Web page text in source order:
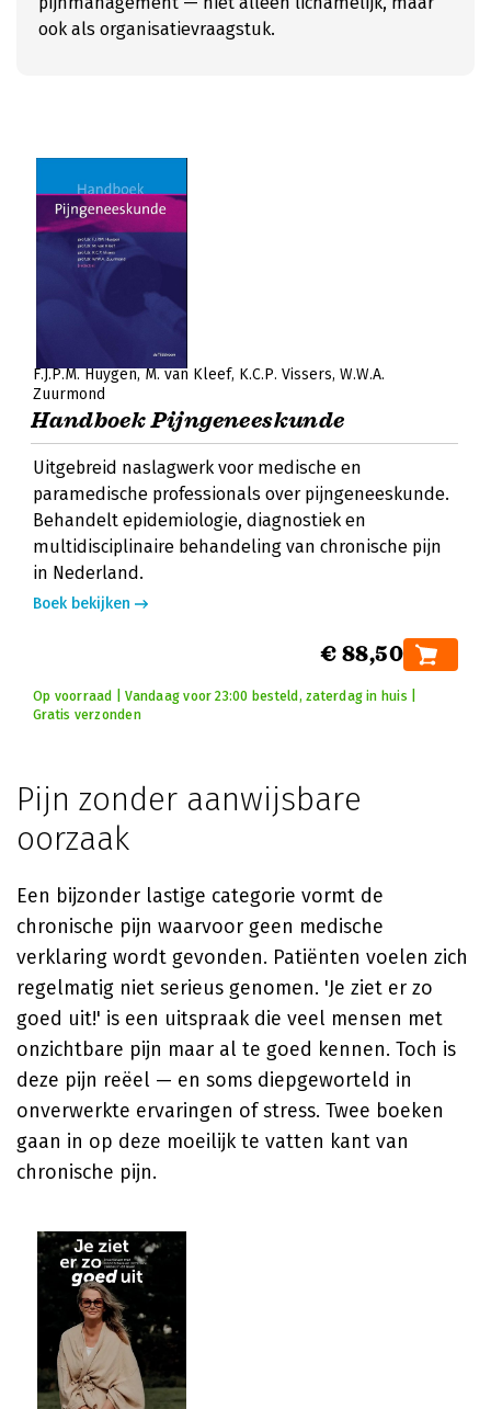
ook als organisatievraagstuk.
F.J.P.M. Huygen M. van Kleef K.C.P. Vissers W.W.A.
Zuurmond
Handboek Pijngeneeskunde
Uitgebreid naslagwerk voor medische en
paramedische professionals over pijngeneeskunde.
Behandelt epidemiologie, diagnostiek en
multidisciplinaire behandeling van chronische pijn
in Nederland.
Boek bekijken
€ 88,50
Op voorraad | Vandaag voor 23:00 besteld, zaterdag in huis |
Gratis verzonden
Pijn zonder aanwijsbare
oorzaak
Een bijzonder lastige categorie vormt de
chronische pijn waarvoor geen medische
verklaring wordt gevonden. Patiënten voelen zich
regelmatig niet serieus genomen. 'Je ziet er zo
goed uit!' is een uitspraak die veel mensen met
onzichtbare pijn maar al te goed kennen. Toch is
deze pijn reëel — en soms diepgeworteld in
onverwerkte ervaringen of stress. Twee boeken
gaan in op deze moeilijk te vatten kant van
chronische pijn.